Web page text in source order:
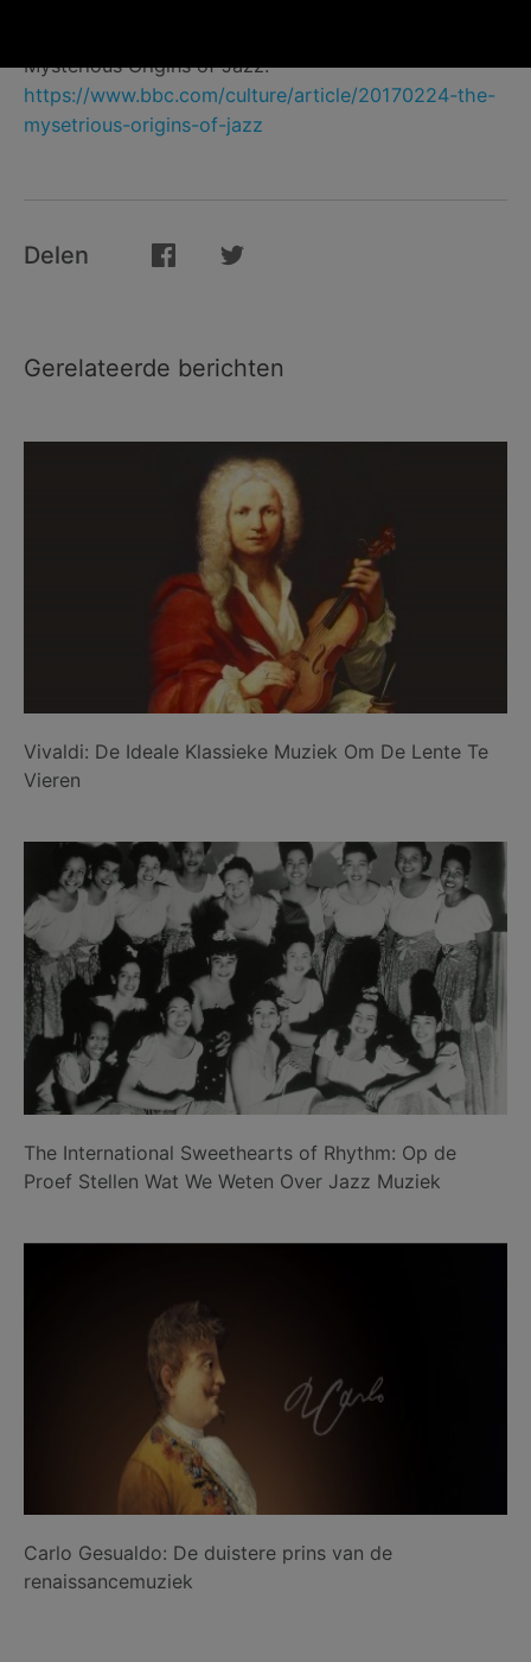
Mysterious Origins of Jazz.
https://www.bbc.com/culture/article/20170224-the-
mysetrious-origins-of-jazz
Delen
Gerelateerde berichten
Vivaldi: De Ideale Klassieke Muziek Om De Lente Te
Vieren
The International Sweethearts of Rhythm: Op de
Proef Stellen Wat We Weten Over Jazz Muziek
Carlo Gesualdo: De duistere prins van de
renaissancemuziek